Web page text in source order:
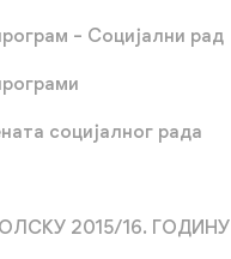
– Социјални рад
социјалног рада
2015/16. ГОДИНУ